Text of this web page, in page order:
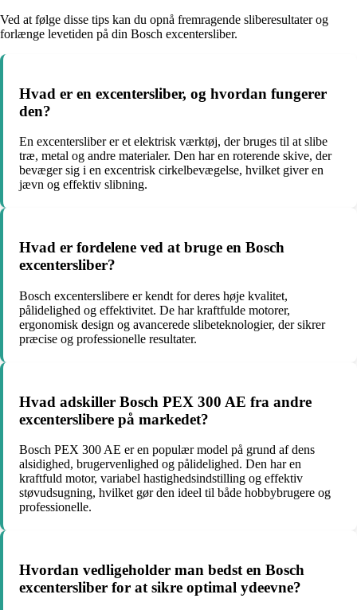
Ved at følge disse tips kan du opnå fremragende sliberesultater og
forlænge levetiden på din Bosch excentersliber.
Hvad er en excentersliber, og hvordan fungerer
den?
En excentersliber er et elektrisk værktøj, der bruges til at slibe
træ, metal og andre materialer. Den har en roterende skive, der
bevæger sig i en excentrisk cirkelbevægelse, hvilket giver en
jævn og effektiv slibning.
Hvad er fordelene ved at bruge en Bosch
excentersliber?
Bosch excenterslibere er kendt for deres høje kvalitet,
pålidelighed og effektivitet. De har kraftfulde motorer,
ergonomisk design og avancerede slibeteknologier, der sikrer
præcise og professionelle resultater.
Hvad adskiller Bosch PEX 300 AE fra andre
excenterslibere på markedet?
Bosch PEX 300 AE er en populær model på grund af dens
alsidighed, brugervenlighed og pålidelighed. Den har en
kraftfuld motor, variabel hastighedsindstilling og effektiv
støvudsugning, hvilket gør den ideel til både hobbybrugere og
professionelle.
Hvordan vedligeholder man bedst en Bosch
excentersliber for at sikre optimal ydeevne?